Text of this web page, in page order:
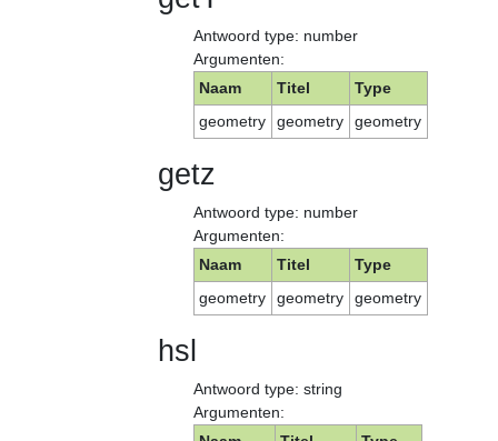
Antwoord type: number
Argumenten:
Naam
Titel
Type
geometry
geometry geometry
getz
Antwoord type: number
Argumenten:
Naam
Titel
Type
geometry
geometry geometry
hsl
Antwoord type: string
Argumenten: